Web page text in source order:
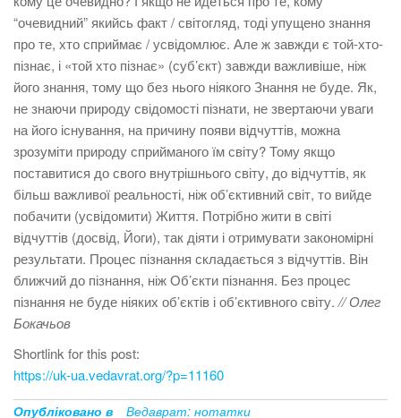
“очевидний” якийсь факт / світогляд, тоді упущено знання
про те, хто сприймає / усвідомлює. Але ж завжди є той-хто-
пізнає, і «той хто пізнає» (суб’єкт) завжди важливіше, ніж
його знання, тому що без нього ніякого Знання не буде. Як,
не знаючи природу свідомості пізнати, не звертаючи уваги
на його існування, на причину появи відчуттів, можна
зрозуміти природу сприйманого їм світу? Тому якщо
поставитися до свого внутрішнього світу, до відчуттів, як
більш важливої реальності, ніж об’єктивний світ, то вийде
побачити (усвідомити) Життя. Потрібно жити в світі
відчуттів (досвід, Йоги), так діяти і отримувати закономірні
результати. Процес пізнання складається з відчуттів. Він
ближчий до пізнання, ніж Об’єкти пізнання. Без процес
пізнання не буде ніяких об’єктів і об’єктивного світу. // Олег
Бокачьов
Shortlink for this post:
https://uk-ua.vedavrat.org/?p=11160
Опубліковано в
Ведаврат: нотатки